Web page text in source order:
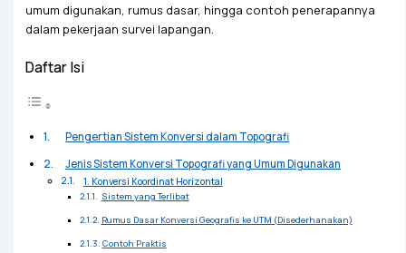
umum digunakan, rumus dasar, hingga contoh penerapannya
dalam pekerjaan survei lapangan.
Daftar Isi
Pengertian Sistem Konversi dalam Topografi
Jenis Sistem Konversi Topografi yang Umum Digunakan
1. Konversi Koordinat Horizontal
Sistem yang Terlibat
Rumus Dasar Konversi Geografis ke UTM (Disederhanakan)
Contoh Praktis